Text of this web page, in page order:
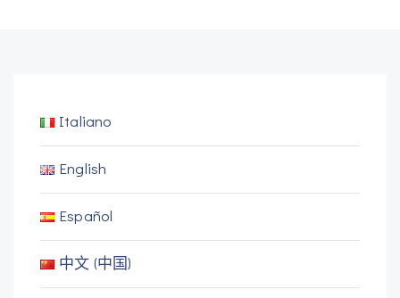
Italiano
English
Español
中文 (中国)